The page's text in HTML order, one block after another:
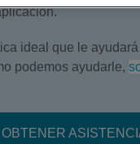
ideal que le ayudará
podemos ayudarle,
OBTENER